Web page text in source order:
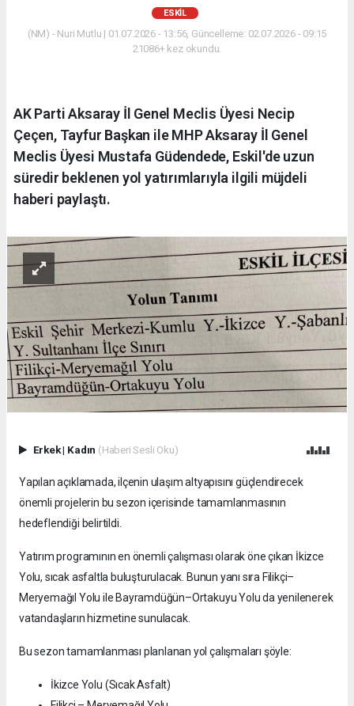
ESKİL
(NM) - Nuri Mutlu | 01.07.2026 - 13:56, Güncelleme: 02.07.2026 - 09:15
21086+ kez okundu.
AK Parti Aksaray İl Genel Meclis Üyesi Necip
Çeçen, Tayfur Başkan ile MHP Aksaray İl Genel
Meclis Üyesi Mustafa Güdendede, Eskil'de uzun
süredir beklenen yol yatırımlarıyla ilgili müjdeli
haberi paylaştı.
Erkek| Kadın (Haberi Sesli Oku)
Yapılan açıklamada, ilçenin ulaşım altyapısını güçlendirecek
önemli projelerin bu sezon içerisinde tamamlanmasının
hedeflendiği belirtildi.
Yatırım programının en önemli çalışması olarak öne çıkan İkizce
Yolu, sıcak asfaltla buluşturulacak. Bunun yanı sıra Filikçi–
Meryemağıl Yolu ile Bayramdüğün–Ortakuyu Yolu da yenilenerek
vatandaşların hizmetine sunulacak.
Bu sezon tamamlanması planlanan yol çalışmaları şöyle:
İkizce Yolu (Sıcak Asfalt)